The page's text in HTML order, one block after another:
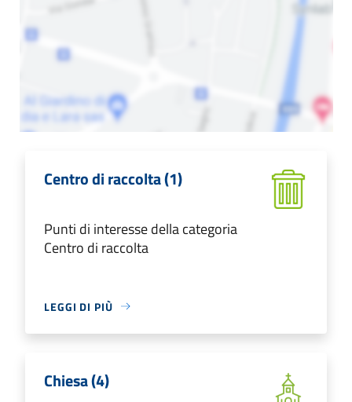
Centro di raccolta (1)
Punti di interesse della categoria
Centro di raccolta
LEGGI DI PIÙ
Chiesa (4)